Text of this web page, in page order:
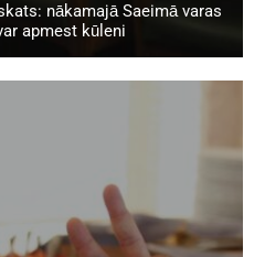
nākamajā Saeimā varas
apmest kūleni